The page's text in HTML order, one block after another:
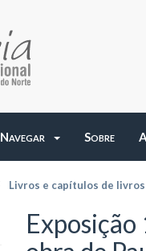
Navegar Sobre
Livros e capítulos de livros